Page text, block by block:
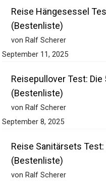
Reise Hängesessel
(Bestenliste)
von Ralf Scherer
September 11, 2025
Reisepullover Test: Die
(Bestenliste)
von Ralf Scherer
September 8, 2025
Reise Sanitärsets
(Bestenliste)
von Ralf Scherer